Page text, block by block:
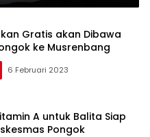
Gratis akan Dibawa
ke Musrenbang
6 Februari 2023
A untuk Balita Siap
Pongok